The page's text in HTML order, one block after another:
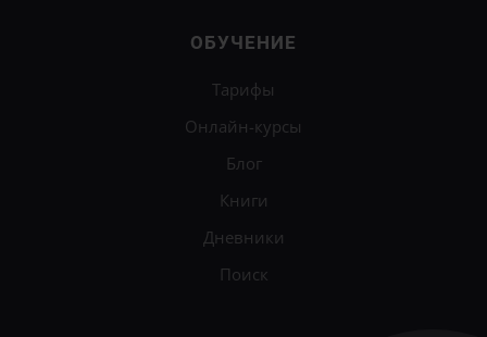
ОБУЧЕНИЕ
Тарифы
Онлайн-курсы
Блог
Книги
Дневники
Поиск